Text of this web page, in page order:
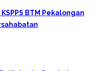
BTM Pekalongan